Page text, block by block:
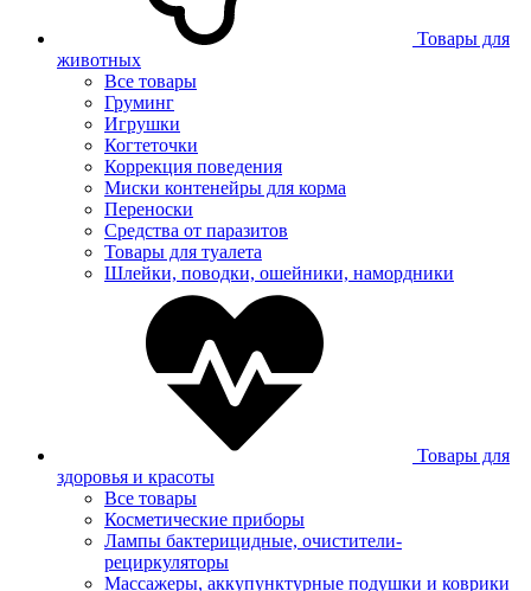
Товары для
животных
Все товары
Груминг
Игрушки
Когтеточки
Коррекция поведения
Миски контенейры для корма
Переноски
Средства от паразитов
Товары для туалета
Шлейки, поводки, ошейники, намордники
Товары для
здоровья и красоты
Все товары
Косметические приборы
Лампы бактерицидные, очистители-
рециркуляторы
Массажеры, аккупунктурные подушки и коврики